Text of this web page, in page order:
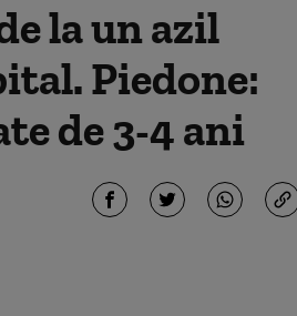
la un azil
Piedone:
de 3-4 ani